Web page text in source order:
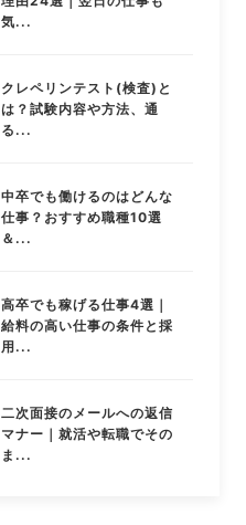
気...
クレペリンテスト(検査)と
は？試験内容や方法、通
る...
中卒でも働けるのはどんな
仕事？おすすめ職種10選
＆...
高卒でも稼げる仕事4選｜
給料の高い仕事の条件と採
用...
二次面接のメールへの返信
マナー｜就活や転職でその
ま...